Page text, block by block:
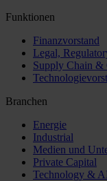
Funktionen
Finanzvorstand
Legal,
Supply Chain &
Branchen
Energie
Industrial
Medien und
Private Capital
Technology &